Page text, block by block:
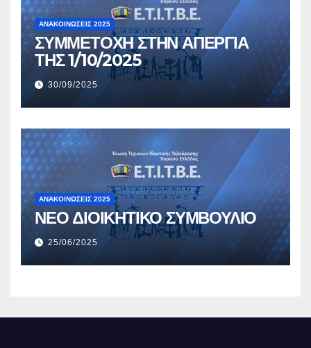
ΑΝΑΚΟΙΝΏΣΕΙΣ 2025
ΣΥΜΜΕΤΟΧΗ ΣΤΗΝ ΑΠΕΡΓΙΑ
ΤΗΣ 1/10/2025
30/09/2025
ΑΝΑΚΟΙΝΏΣΕΙΣ 2025
ΝΕΟ ΔΙΟΙΚΗΤΙΚΟ ΣΥΜΒΟΥΛΙΟ
25/06/2025